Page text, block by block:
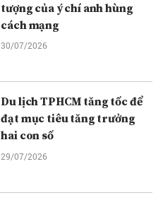
tượng của ý chí anh hùng
cách mạng
30/07/2026
Du lịch TPHCM tăng tốc để
đạt mục tiêu tăng trưởng
hai con số
29/07/2026